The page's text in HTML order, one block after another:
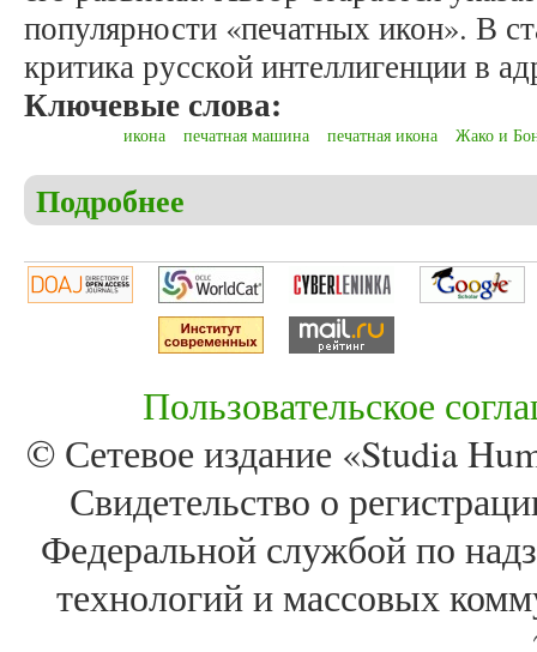
популярности «печатных икон». В
критика русской интеллигенции в
Ключевые слова:
икона печатная машина печатная икона Жако и
Подробнее
Пользовательское
© Сетевое издание «Studia
Свидетельство о
Федеральной службой по
технологий и массовых